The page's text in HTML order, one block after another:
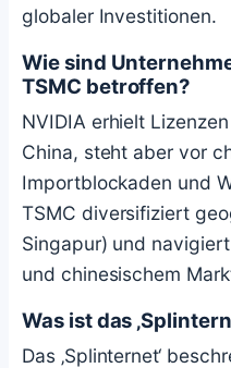
globaler Investitionen.
Wie sind
TSMC betroffen?
NVIDIA erhielt
China, steht aber vor
Importblockaden und
TSMC diversifiziert
Singapur) und
und chinesischem
Was ist das
Das ‚Splinternet‘